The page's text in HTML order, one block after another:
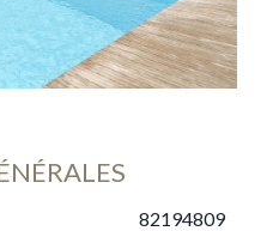
82194809